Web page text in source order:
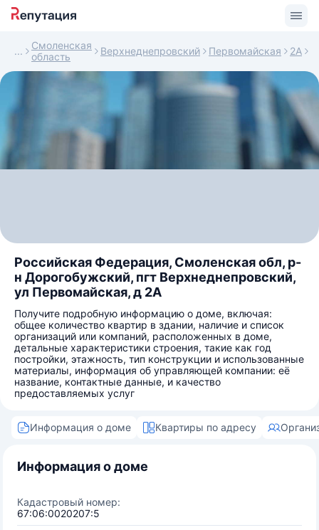
Смоленская
область
Верхнеднепровский Первомайская 2А
Российская Федерация, Смоленская обл, р-
н Дорогобужский, пгт Верхнеднепровский,
ул Первомайская, д 2А
Получите подробную информацию о доме, включая:
общее количество квартир в здании, наличие и список
организаций или компаний, расположенных в доме,
детальные характеристики строения, такие как год
постройки, этажность, тип конструкции и использованные
материалы, информация об управляющей компании: её
название, контактные данные, и качество
предоставляемых услуг
Информация о доме Квартиры по адресу
Информация о доме
Кадастровый номер:
67:06:0020207:5